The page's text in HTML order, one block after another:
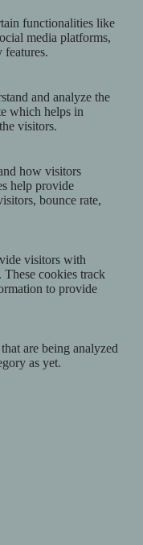
functionalities like
media platforms,
features.
and analyze the
which helps in
visitors.
how visitors
help provide
bounce rate,
visitors with
These cookies track
to provide
are being analyzed
as yet.